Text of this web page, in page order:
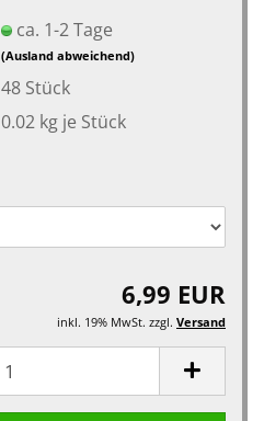
ca. 1-2 Tage
(Ausland abweichend)
48 Stück
0.02kg je Stück
6,99 EUR
inkl. 19% MwSt. zzgl. Versand